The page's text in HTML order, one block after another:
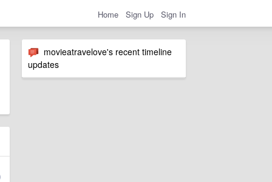
Home Sign Up Sign In
movieatravelove's recent timeline
updates